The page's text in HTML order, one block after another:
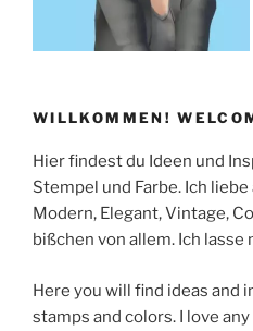
WILLKOMMEN!
Hier findest du Ideen und
Stempel und Farbe. Ich
Modern, Elegant, Vintage,
bißchen von allem. Ich
Here you will find ideas and
stamps and colors. I love